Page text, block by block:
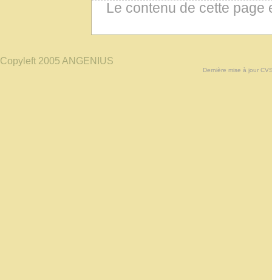
Le contenu de cette
Copyleft 2005 ANGENIUS
Dernière mise à jour